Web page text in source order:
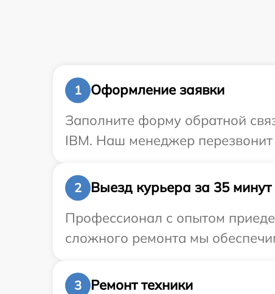
1
Оформление заявки
Заполните форму обратной
IBM. Наш менеджер
2
Выезд курьера за 35 минут
Профессионал с опытом
сложного ремонта мы
3
Ремонт техники